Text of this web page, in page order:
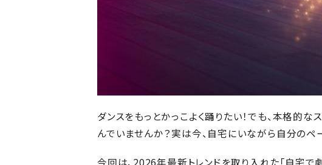
ダンスをもっとかっこよく踊りたい！でも、本格的
んでいませんか？実は今、自宅にいながら自分のペ
今回は、2026年最新トレンドを取り入れた「自宅で